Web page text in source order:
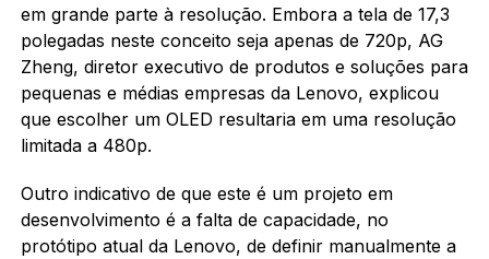
em grande parte à resolução. Embora a tela de 17,3
polegadas neste conceito seja apenas de 720p, AG
Zheng, diretor executivo de produtos e soluções para
pequenas e médias empresas da Lenovo, explicou
que escolher um OLED resultaria em uma resolução
limitada a 480p.
Outro indicativo de que este é um projeto em
desenvolvimento é a falta de capacidade, no
protótipo atual da Lenovo, de definir manualmente a